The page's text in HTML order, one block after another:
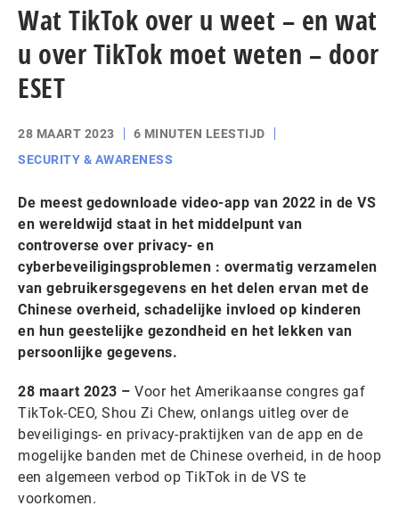
Wat TikTok over u weet – en wat
u over TikTok moet weten – door
ESET
28 MAART 2023
6 MINUTEN LEESTIJD
SECURITY & AWARENESS
De meest gedownloade video-app van 2022 in de VS
en wereldwijd staat in het middelpunt van
controverse over privacy- en
cyberbeveiligingsproblemen : overmatig verzamelen
van gebruikersgegevens en het delen ervan met de
Chinese overheid, schadelijke invloed op kinderen
en hun geestelijke gezondheid en het lekken van
persoonlijke gegevens.
28 maart 2023 – Voor het Amerikaanse congres gaf
TikTok-CEO, Shou Zi Chew, onlangs uitleg over de
beveiligings- en privacy-praktijken van de app en de
mogelijke banden met de Chinese overheid, in de hoop
een algemeen verbod op TikTok in de VS te
voorkomen.